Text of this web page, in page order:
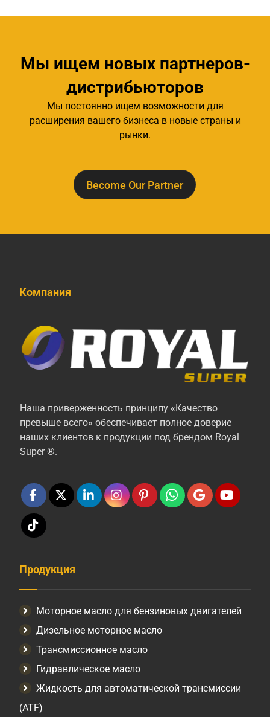
Мы ищем новых партнеров-
дистрибьюторов
Мы постоянно ищем возможности для
расширения вашего бизнеса в новые страны и
рынки.
Become Our Partner
Компания
Наша приверженность принципу «Качество
превыше всего» обеспечивает полное доверие
наших клиентов к продукции под брендом Royal
Super ®.
Продукция
Моторное масло для бензиновых двигателей
Дизельное моторное масло
Трансмиссионное масло
Гидравлическое масло
Жидкость для автоматической трансмиссии
(ATF)